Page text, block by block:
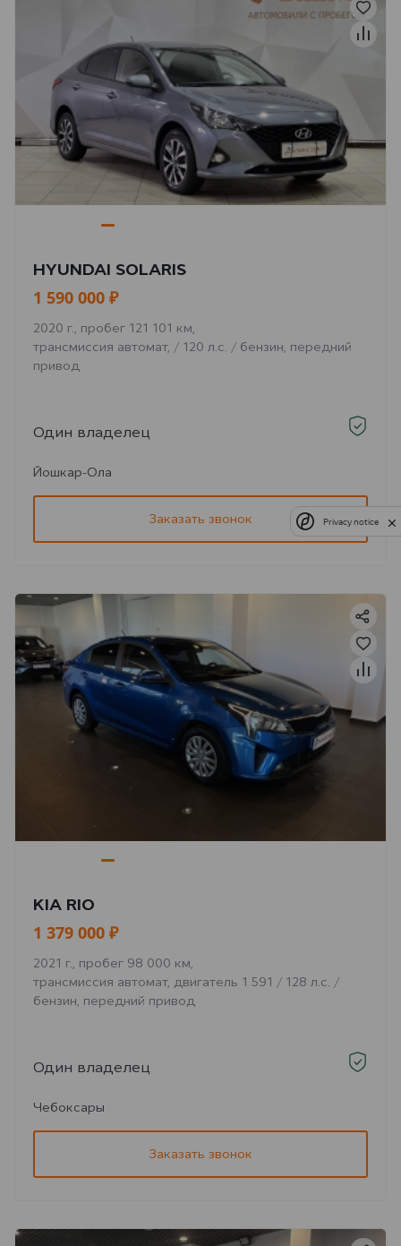
HYUNDAI SOLARIS
1 590 000 ₽
2020 г., пробег 121 101 км,
трансмиссия автомат, / 120 л.с. / бензин, передний
привод
Один владелец
Йошкар-Ола
Заказать звонок
KIA RIO
1 379 000 ₽
2021 г., пробег 98 000 км,
трансмиссия автомат, двигатель 1 591 / 128 л.с. /
бензин, передний привод
Один владелец
Чебоксары
Заказать звонок
Privacy notice